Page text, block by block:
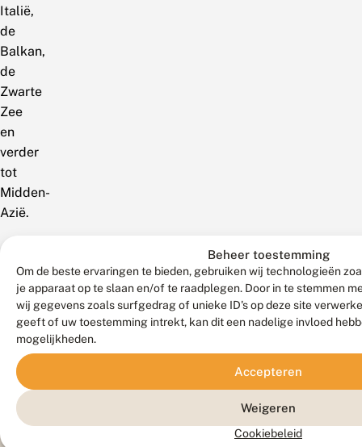
Beheer toestemming
Om de beste ervaringen te bieden, gebruiken wij technologieën
je apparaat op te slaan en/of te raadplegen. Door in te stemmen
wij gegevens zoals surfgedrag of unieke ID's op deze site
geeft of uw toestemming intrekt, kan dit een nadelige invloed
mogelijkheden.
Accepteren
Weigeren
Cookiebeleid
Italië,
de
Balkan,
de
Zwarte
Zee
en
verder
tot
Midden-
Azië.
a